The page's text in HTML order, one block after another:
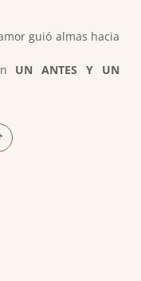
guió almas hacia
UN ANTES Y UN